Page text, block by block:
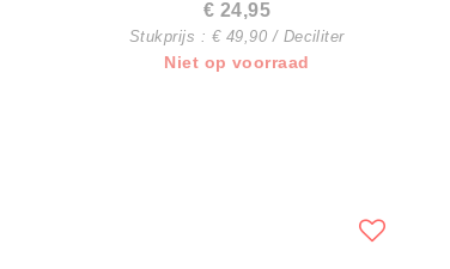
€ 24,95
Stukprijs : € 49,90 / Deciliter
Niet op voorraad